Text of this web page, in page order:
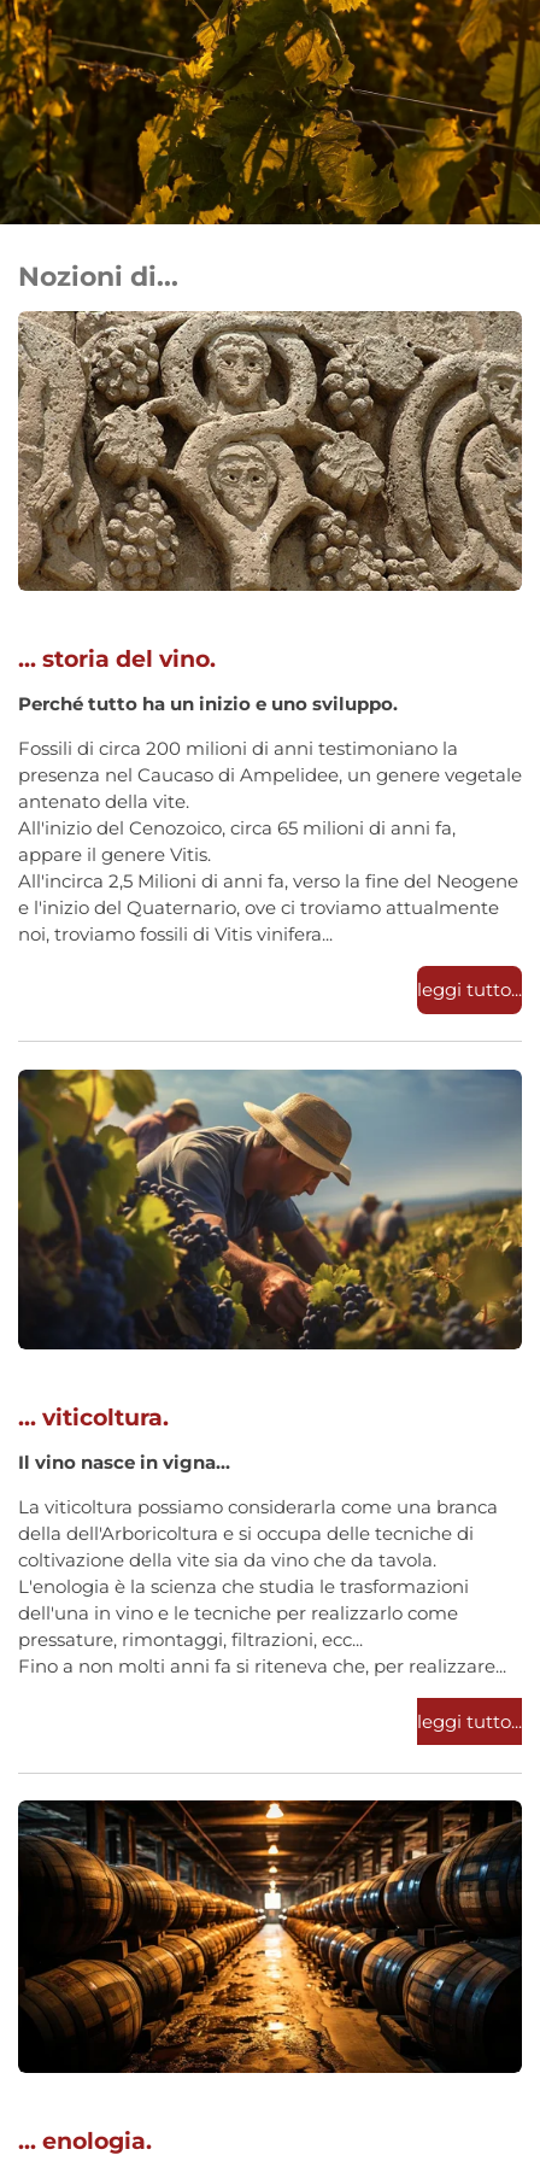
Nozioni di...
... storia del vino.
Perché tutto ha un inizio e uno sviluppo.
Fossili di circa 200 milioni di anni testimoniano la
presenza nel Caucaso di Ampelidee, un genere vegetale
antenato della vite.
All'inizio del Cenozoico, circa 65 milioni di anni fa,
appare il genere Vitis.
All'incirca 2,5 Milioni di anni fa, verso la fine del Neogene
e l'inizio del Quaternario, ove ci troviamo attualmente
noi, troviamo fossili di Vitis vinifera...
leggi tutto...
... viticoltura.
Il vino nasce in vigna...
La viticoltura possiamo considerarla come una branca
della dell'Arboricoltura e si occupa delle tecniche di
coltivazione della vite sia da vino che da tavola.
L'enologia è la scienza che studia le trasformazioni
dell'una in vino e le tecniche per realizzarlo come
pressature, rimontaggi, filtrazioni, ecc...
Fino a non molti anni fa si riteneva che, per realizzare...
leggi tutto...
... enologia.